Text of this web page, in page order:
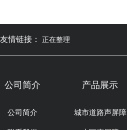
友情链接： 正在整理
公司简介
公司简介
产品展示
城市道路声屏障